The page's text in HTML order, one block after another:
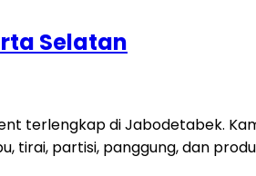
Selatan
terlengkap di Jabodetabek.
tirai, partisi, panggung, dan